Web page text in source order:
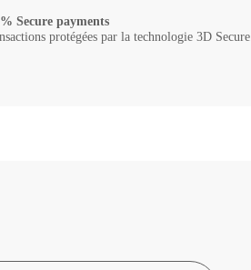
Secure payments
protégées par la technologie 3D Secure.